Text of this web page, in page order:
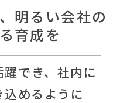
明るい会社の
育成を
でき、社内に
めるように